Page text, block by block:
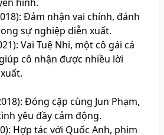
Đảm nhận vai chính, đánh
sự nghiệp diễn xuất.
Vai Tuệ Nhi, một cô gái cá
cô nhận được nhiều lời
Đóng cặp cùng Jun Phạm,
yêu đầy cảm động.
Hợp tác với Quốc Anh, phim